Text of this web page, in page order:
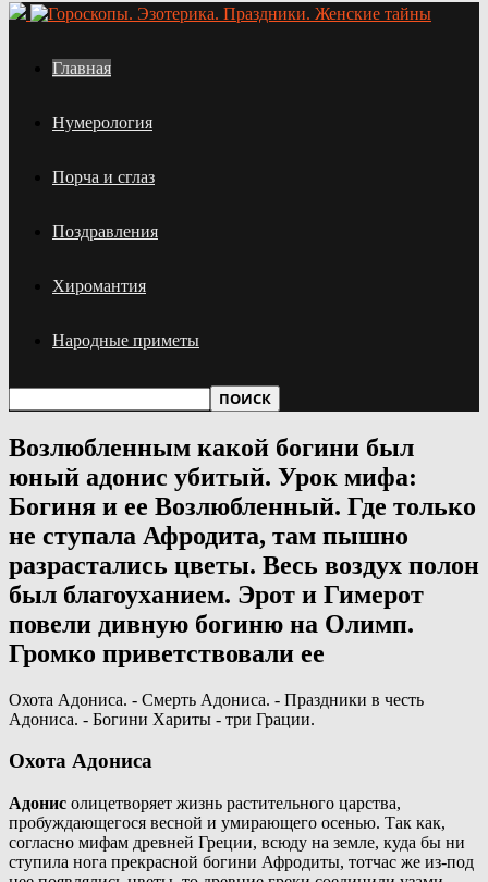
Главная
Нумерология
Порча и сглаз
Поздравления
Хиромантия
Народные приметы
Возлюбленным какой богини был
юный адонис убитый. Урок мифа:
Богиня и ее Возлюбленный. Где только
не ступала Афродита, там пышно
разрастались цветы. Весь воздух полон
был благоуханием. Эрот и Гимерот
повели дивную богиню на Олимп.
Громко приветствовали ее
Охота Адониса. - Смерть Адониса. - Праздники в честь
Адониса. - Богини Хариты - три Грации.
Охота Адониса
Адонис олицетворяет жизнь растительного царства,
пробуждающегося весной и умирающего осенью. Так как,
согласно мифам древней Греции, всюду на земле, куда бы ни
ступила нога прекрасной богини Афродиты, тотчас же из-под